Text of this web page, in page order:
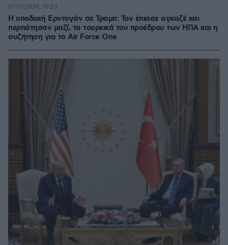
Η υποδοχή Ερντογάν σε Τραμπ: Τον έπιασε αγκαζέ και
περπάτησαν μαζί, τα τουρκικά του προέδρου των ΗΠΑ και η
συζήτηση για το Air Force One
07.07.2026, 15:23